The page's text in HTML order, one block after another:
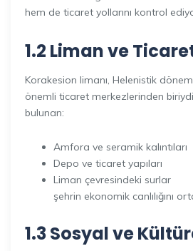
hem de ticaret yollarını kontrol
1.2 Liman ve
Korakesion limanı, Helenistik
önemli ticaret merkezlerinden
bulunan:
Amfora ve seramik kalıntıları
Depo ve ticaret yapıları
Liman çevresindeki surlar
şehrin ekonomik canlılığını
1.3 Sosyal ve